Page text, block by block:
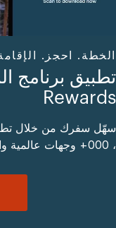
الخطة. احجز.
Rewards
، 000+ وجهات عالمية واستفد من المزيد.